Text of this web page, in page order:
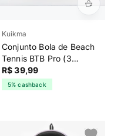
Kuikma
Conjunto Bola de Beach
Tennis BTB Pro (3
Unidades) Kuikma
Laranja
R$ 39,99
5% cashback